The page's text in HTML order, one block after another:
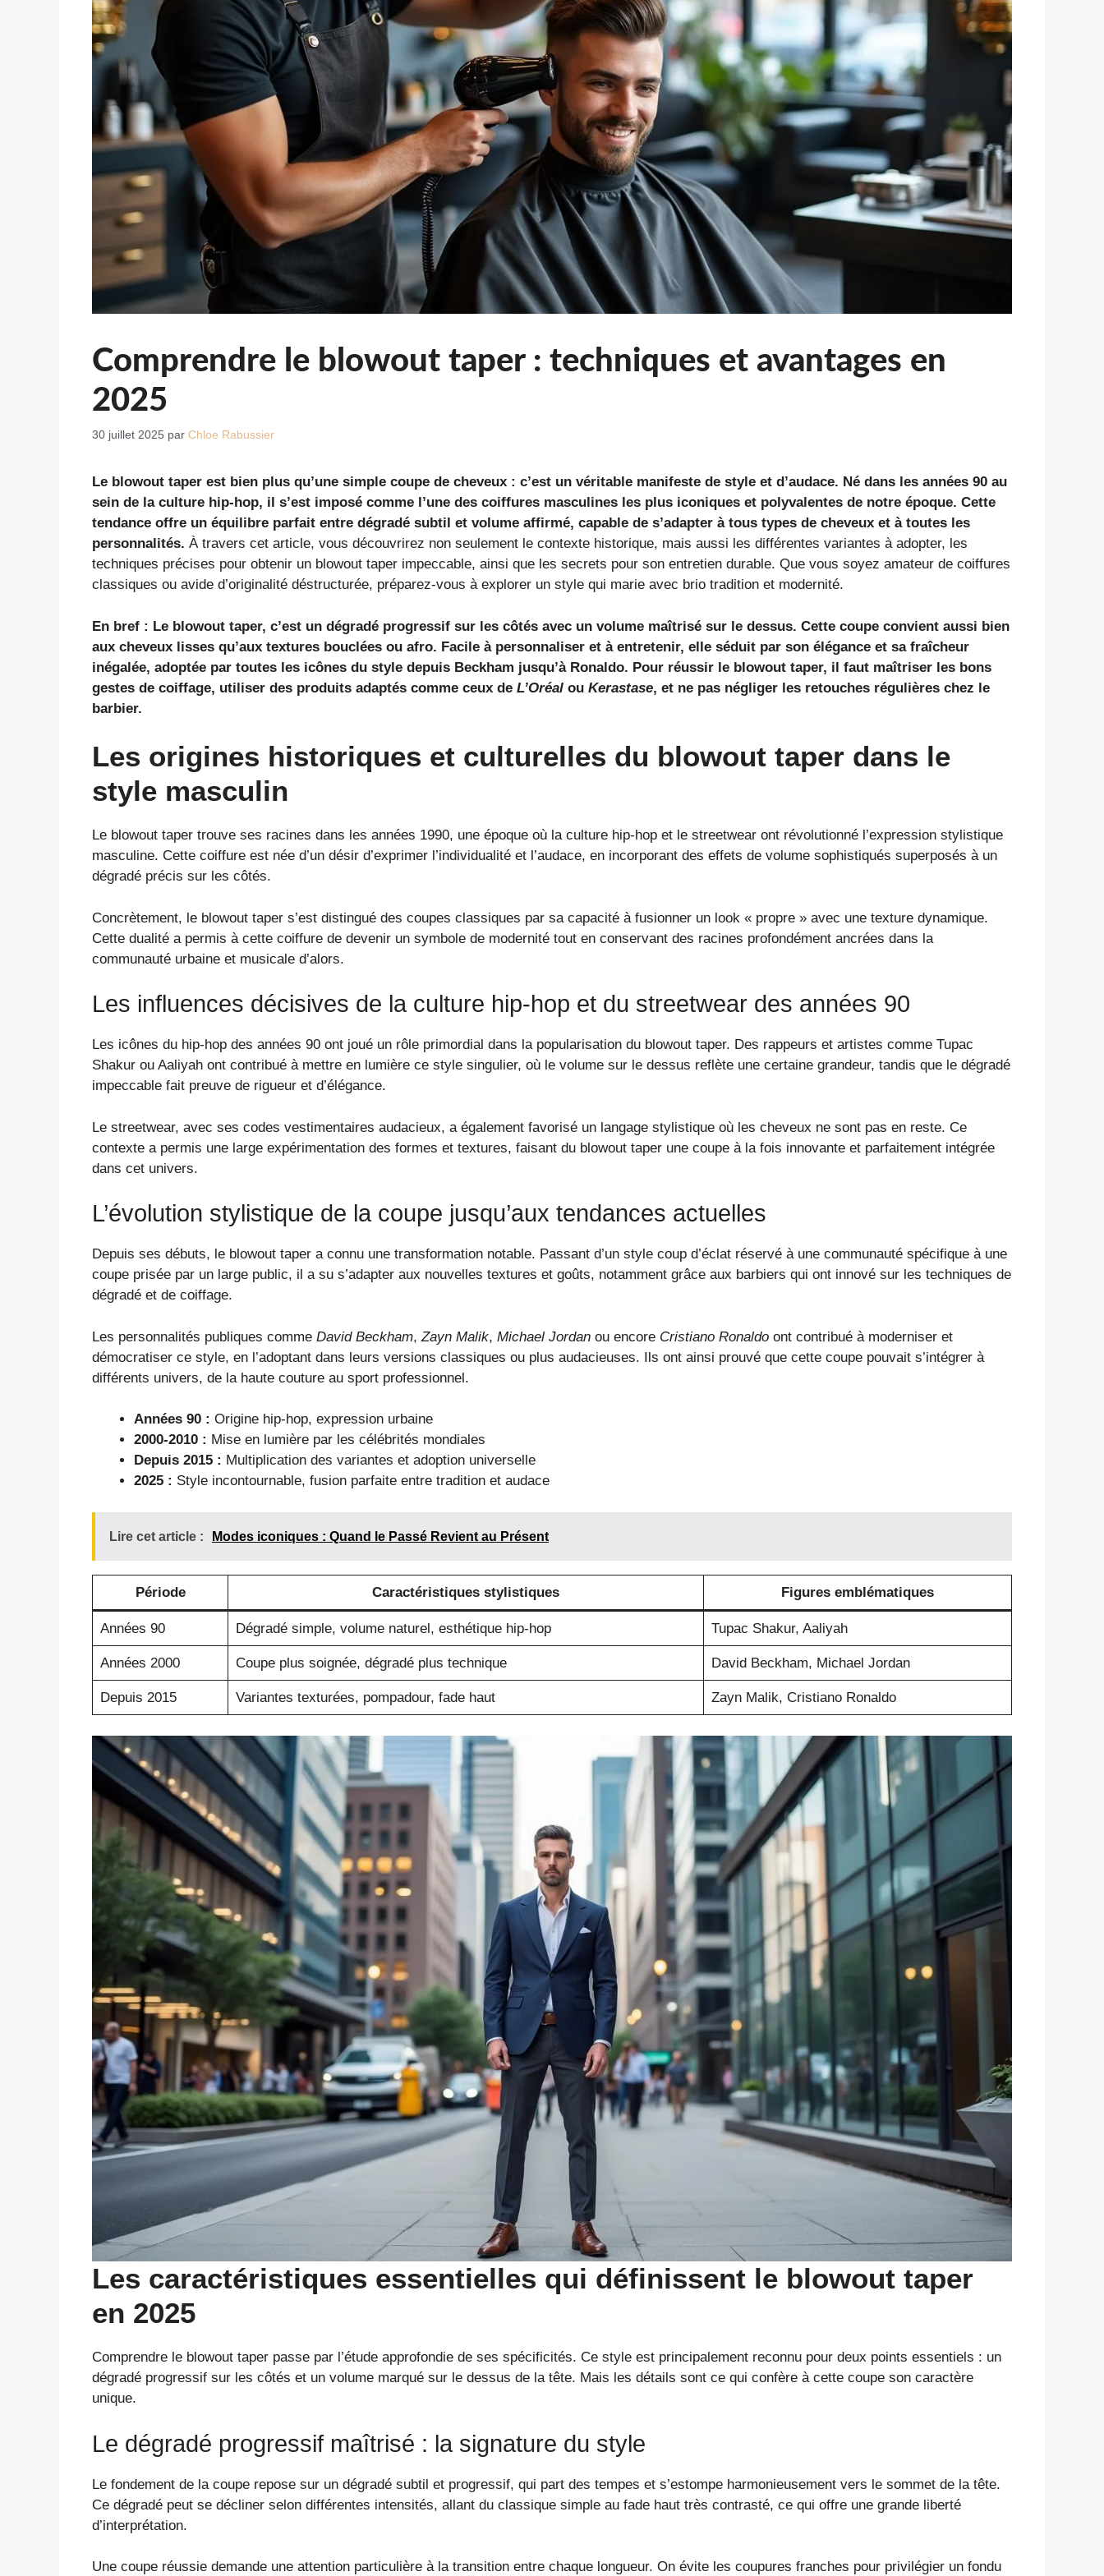
Comprendre le blowout taper : techniques et avantages en
2025
30 juillet 2025 par Chloe Rabussier
Le blowout taper est bien plus qu’une simple coupe de cheveux : c’est un véritable manifeste de style et d’audace. Né dans les années 90 au
sein de la culture hip-hop, il s’est imposé comme l’une des coiffures masculines les plus iconiques et polyvalentes de notre époque. Cette
tendance offre un équilibre parfait entre dégradé subtil et volume affirmé, capable de s’adapter à tous types de cheveux et à toutes les
personnalités. À travers cet article, vous découvrirez non seulement le contexte historique, mais aussi les différentes variantes à adopter, les
techniques précises pour obtenir un blowout taper impeccable, ainsi que les secrets pour son entretien durable. Que vous soyez amateur de coiffures
classiques ou avide d’originalité déstructurée, préparez-vous à explorer un style qui marie avec brio tradition et modernité.
En bref : Le blowout taper, c’est un dégradé progressif sur les côtés avec un volume maîtrisé sur le dessus. Cette coupe convient aussi bien
aux cheveux lisses qu’aux textures bouclées ou afro. Facile à personnaliser et à entretenir, elle séduit par son élégance et sa fraîcheur
inégalée, adoptée par toutes les icônes du style depuis Beckham jusqu’à Ronaldo. Pour réussir le blowout taper, il faut maîtriser les bons
gestes de coiffage, utiliser des produits adaptés comme ceux de L’Oréal ou Kerastase, et ne pas négliger les retouches régulières chez le
barbier.
Les origines historiques et culturelles du blowout taper dans le
style masculin
Le blowout taper trouve ses racines dans les années 1990, une époque où la culture hip-hop et le streetwear ont révolutionné l’expression stylistique
masculine. Cette coiffure est née d’un désir d’exprimer l’individualité et l’audace, en incorporant des effets de volume sophistiqués superposés à un
dégradé précis sur les côtés.
Concrètement, le blowout taper s’est distingué des coupes classiques par sa capacité à fusionner un look « propre » avec une texture dynamique.
Cette dualité a permis à cette coiffure de devenir un symbole de modernité tout en conservant des racines profondément ancrées dans la
communauté urbaine et musicale d’alors.
Les influences décisives de la culture hip-hop et du streetwear des années 90
Les icônes du hip-hop des années 90 ont joué un rôle primordial dans la popularisation du blowout taper. Des rappeurs et artistes comme Tupac
Shakur ou Aaliyah ont contribué à mettre en lumière ce style singulier, où le volume sur le dessus reflète une certaine grandeur, tandis que le dégradé
impeccable fait preuve de rigueur et d’élégance.
Le streetwear, avec ses codes vestimentaires audacieux, a également favorisé un langage stylistique où les cheveux ne sont pas en reste. Ce
contexte a permis une large expérimentation des formes et textures, faisant du blowout taper une coupe à la fois innovante et parfaitement intégrée
dans cet univers.
L’évolution stylistique de la coupe jusqu’aux tendances actuelles
Depuis ses débuts, le blowout taper a connu une transformation notable. Passant d’un style coup d’éclat réservé à une communauté spécifique à une
coupe prisée par un large public, il a su s’adapter aux nouvelles textures et goûts, notamment grâce aux barbiers qui ont innové sur les techniques de
dégradé et de coiffage.
Les personnalités publiques comme David Beckham, Zayn Malik, Michael Jordan ou encore Cristiano Ronaldo ont contribué à moderniser et
démocratiser ce style, en l’adoptant dans leurs versions classiques ou plus audacieuses. Ils ont ainsi prouvé que cette coupe pouvait s’intégrer à
différents univers, de la haute couture au sport professionnel.
Années 90 : Origine hip-hop, expression urbaine
2000-2010 : Mise en lumière par les célébrités mondiales
Depuis 2015 : Multiplication des variantes et adoption universelle
2025 : Style incontournable, fusion parfaite entre tradition et audace
Lire cet article : Modes iconiques : Quand le Passé Revient au Présent
Période Caractéristiques stylistiques Figures emblématiques
Années 90 Dégradé simple, volume naturel, esthétique hip-hop Tupac Shakur, Aaliyah
Années 2000 Coupe plus soignée, dégradé plus technique David Beckham, Michael Jordan
Depuis 2015 Variantes texturées, pompadour, fade haut Zayn Malik, Cristiano Ronaldo
Les caractéristiques essentielles qui définissent le blowout taper
en 2025
Comprendre le blowout taper passe par l’étude approfondie de ses spécificités. Ce style est principalement reconnu pour deux points essentiels : un
dégradé progressif sur les côtés et un volume marqué sur le dessus de la tête. Mais les détails sont ce qui confère à cette coupe son caractère
unique.
Le dégradé progressif maîtrisé : la signature du style
Le fondement de la coupe repose sur un dégradé subtil et progressif, qui part des tempes et s’estompe harmonieusement vers le sommet de la tête.
Ce dégradé peut se décliner selon différentes intensités, allant du classique simple au fade haut très contrasté, ce qui offre une grande liberté
d’interprétation.
Une coupe réussie demande une attention particulière à la transition entre chaque longueur. On évite les coupures franches pour privilégier un fondu